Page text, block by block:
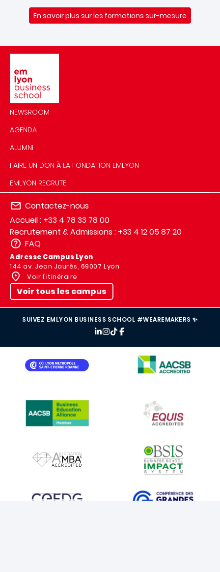
En savoir plus sur les formations sur-mesure
NEWSROOM
AGENDA
ALUMNI
FAIRE UN DON À LA FONDATION EMLYON
EMLYON RECRUTE
Contactez-nous
Accueil : +33 4 78 33 78 00
Recrutement & Admissions : +33 4 12 05 87 20
FAQ
Adresse Campus Lyon
144 av. Jean Jaurès, 69007 Lyon
Voir l'itinéraire
Voir tous les campus
SUIVEZ EMLYON BUSINESS SCHOOL #WEAREMAKERS ✨
IMAGE
IMAGE
IMAGE
IMAGE